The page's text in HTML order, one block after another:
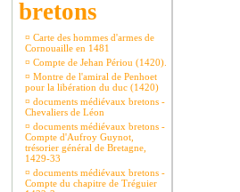
bretons
¤ Carte des hommes d'armes de
Cornouaille en 1481
¤ Compte de Jehan Périou (1420).
¤ Montre de l'amiral de Penhoet
pour la libération du duc (1420)
¤ documents médiévaux bretons -
Chevaliers de Léon
¤ documents médiévaux bretons -
Compte d'Aufroy Guynot,
trésorier général de Bretagne,
1429-33
¤ documents médiévaux bretons -
Compte du chapitre de Tréguier